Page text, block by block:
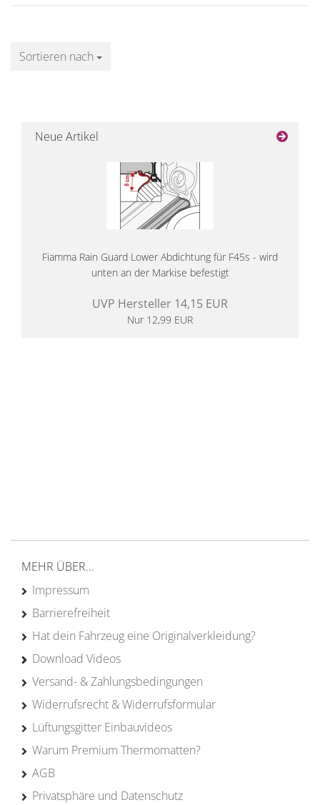
Sortieren nach
Sortieren nach
Neue Artikel
Fiamma Rain Guard Lower Abdichtung für F45s - wird
unten an der Markise befestigt
UVP Hersteller 14,15 EUR
Nur 12,99 EUR
MEHR ÜBER...
Impressum
Barrierefreiheit
Hat dein Fahrzeug eine Originalverkleidung?
Download Videos
Versand- & Zahlungsbedingungen
Widerrufsrecht & Widerrufsformular
Lüftungsgitter Einbauvideos
Warum Premium Thermomatten?
AGB
Privatsphäre und Datenschutz